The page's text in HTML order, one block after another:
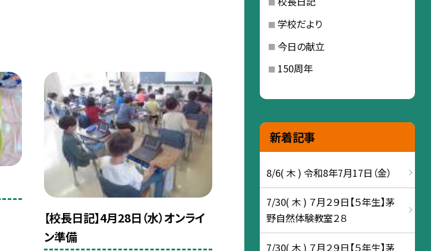
【校長日記】4月28日（水）オンライ
ン準備
学校だより
今日の献立
150周年
新着記事
8/6( 木 ) 令和8年7月17日（金）
7/30( 木 ) ７月２９日【５年生】茅
野自然体験教室２８
7/30( 木 ) ７月２９日【５年生】茅